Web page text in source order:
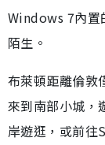
Windows 7內置
陌生。
布萊頓距離倫敦
來到南部小城，
岸遊逛，或前